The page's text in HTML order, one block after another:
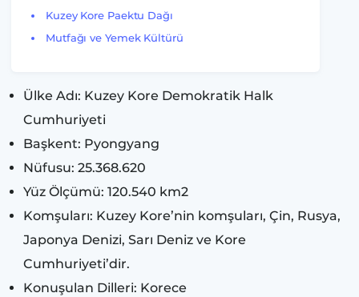
Kuzey Kore Paektu Dağı
Mutfağı ve Yemek Kültürü
Ülke Adı: Kuzey Kore Demokratik Halk
Cumhuriyeti
Başkent: Pyongyang
Nüfusu: 25.368.620
Yüz Ölçümü: 120.540 km2
Komşuları: Kuzey Kore’nin komşuları, Çin, Rusya,
Japonya Denizi, Sarı Deniz ve Kore
Cumhuriyeti’dir.
Konuşulan Dilleri: Korece